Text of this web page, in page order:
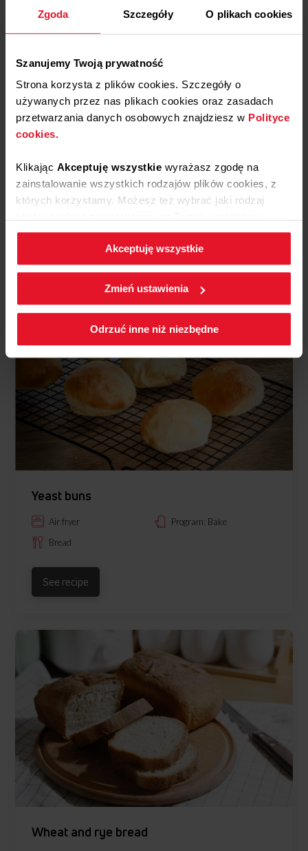
Zgoda Szczegóły O plikach cookies
Szanujemy Twoją prywatność
Strona korzysta z plików cookies. Szczegóły o
używanych przez nas plikach cookies oraz zasadach
przetwarzania danych osobowych znajdziesz w Polityce
cookies.
Klikając Akceptuję wszystkie wyrażasz zgodę na
zainstalowanie wszystkich rodzajów plików cookies, z
których korzystamy. Możesz też wybrać jaki rodzaj
klikającZmień ustawienia.
W każdej chwili możesz zmienić wybrane przez Ciebie
ustawienia plików cookies wchodząc w zakładkę
Akceptuję wszystkie
Zmień ustawienia
Odrzuć inne niż niezbędne
Fullsteam Oven
Program: P06S/S06
Bread base
60 min.
Bread
Yeast buns
Air fryer
Program: Bake
Bread
See recipe
Wheat and rye bread